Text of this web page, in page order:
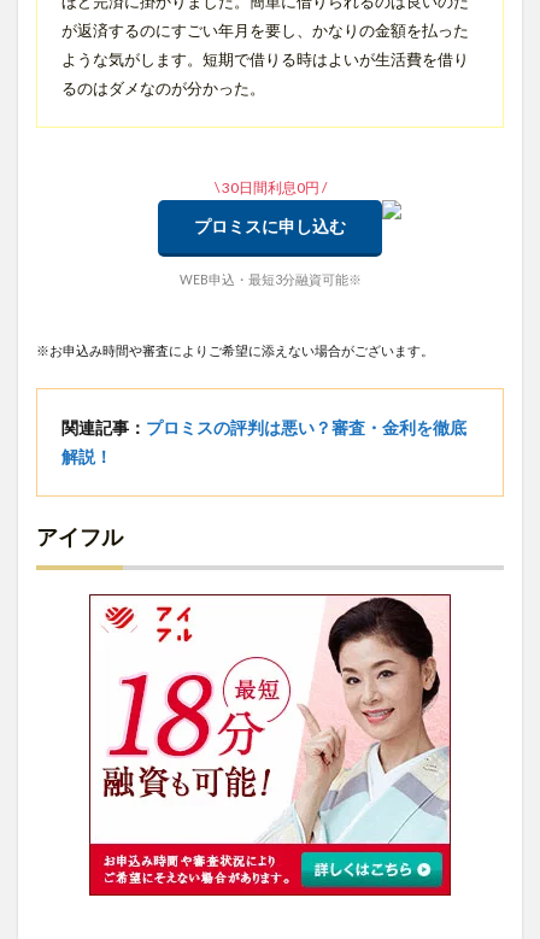
が返済するのにすごい年月を要し、かなりの金額を払った
ような気がします。短期で借りる時はよいが生活費を借り
るのはダメなのが分かった。
\ 30日間利息0円 /
プロミスに申し込む
WEB申込・最短3分融資可能※
※お申込み時間や審査によりご希望に添えない場合がございます。
関連記事： プロミスの評判は悪い？審査・金利を徹底
解説！
アイフル